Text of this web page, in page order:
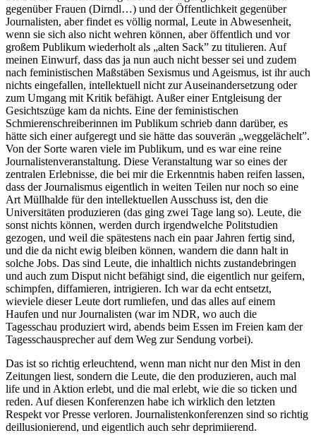
gegenüber Frauen (Dirndl…) und der Öffentlichkeit gegenüber
Journalisten, aber findet es völlig normal, Leute in Abwesenheit,
wenn sie sich also nicht wehren können, aber öffentlich und vor
großem Publikum wiederholt als „alten Sack” zu titulieren. Auf
meinen Einwurf, dass das ja nun auch nicht besser sei und zudem
nach feministischen Maßstäben Sexismus und Ageismus, ist ihr auch
nichts eingefallen, intellektuell nicht zur Auseinandersetzung oder
zum Umgang mit Kritik befähigt. Außer einer Entgleisung der
Gesichtszüge kam da nichts. Eine der feministischen
Schmierenschreiberinnen im Publikum schrieb dann darüber, es
hätte sich einer aufgeregt und sie hätte das souverän „weggelächelt”.
Von der Sorte waren viele im Publikum, und es war eine reine
Journalistenveranstaltung. Diese Veranstaltung war so eines der
zentralen Erlebnisse, die bei mir die Erkenntnis haben reifen lassen,
dass der Journalismus eigentlich in weiten Teilen nur noch so eine
Art Müllhalde für den intellektuellen Ausschuss ist, den die
Universitäten produzieren (das ging zwei Tage lang so). Leute, die
sonst nichts können, werden durch irgendwelche Politstudien
gezogen, und weil die spätestens nach ein paar Jahren fertig sind,
und die da nicht ewig bleiben können, wandern die dann halt in
solche Jobs. Das sind Leute, die inhaltlich nichts zustandebringen
und auch zum Disput nicht befähigt sind, die eigentlich nur geifern,
schimpfen, diffamieren, intrigieren. Ich war da echt entsetzt,
wieviele dieser Leute dort rumliefen, und das alles auf einem
Haufen und nur Journalisten (war im NDR, wo auch die
Tagesschau produziert wird, abends beim Essen im Freien kam der
Tagesschausprecher auf dem Weg zur Sendung vorbei).
Das ist so richtig erleuchtend, wenn man nicht nur den Mist in den
Zeitungen liest, sondern die Leute, die den produzieren, auch mal
life und in Aktion erlebt, und die mal erlebt, wie die so ticken und
reden. Auf diesen Konferenzen habe ich wirklich den letzten
Respekt vor Presse verloren. Journalistenkonferenzen sind so richtig
deillusionierend, und eigentlich auch sehr deprimiierend.